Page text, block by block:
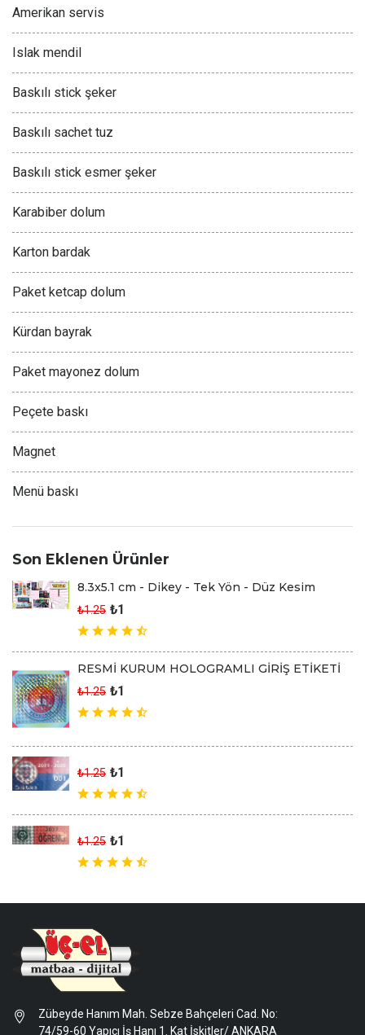
Amerikan servis
Islak mendil
Baskılı stick şeker
Baskılı sachet tuz
Baskılı stick esmer şeker
Karabiber dolum
Karton bardak
Paket ketcap dolum
Kürdan bayrak
Paket mayonez dolum
Peçete baskı
Magnet
Menü baskı
Son Eklenen Ürünler
8.3x5.1 cm - Dikey - Tek Yön - Düz Kesim
₺1.25 ₺1
RESMİ KURUM HOLOGRAMLI GİRİŞ ETİKETİ
₺1.25 ₺1
₺1.25 ₺1
₺1.25 ₺1
Zübeyde Hanım Mah. Sebze Bahçeleri Cad. No:
74/59-60 Yapıcı İş Hanı 1. Kat İskitler/ ANKARA